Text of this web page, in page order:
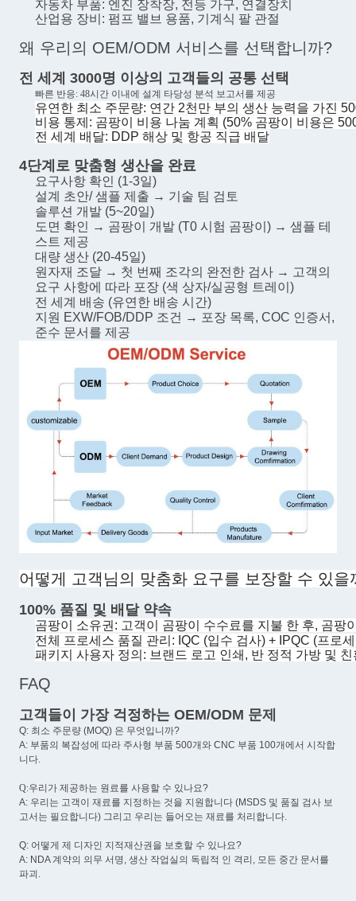
자동차 부품: 엔진 장착장, 전등 가구, 연결장치
산업용 장비: 펌프 밸브 용품, 기계식 팔 관절
왜 우리의 OEM/ODM 서비스를 선택합니까?
전 세계 3000명 이상의 고객들의 공통 선택
빠른 반응: 48시간 이내에 설계 타당성 분석 보고서를 제공
유연한 최소 주문량: 연간 2천만 부의 생산 능력을 가진
비용 통제: 곰팡이 비용 나눔 계획 (50% 곰팡이 비용은
전 세계 배달: DDP 해상 및 항공 직급 배달
4단계로 맞춤형 생산을 완료
요구사항 확인 (1-3일)
설계 초안/ 샘플 제출 → 기술 팀 검토
솔루션 개발 (5~20일)
도면 확인 → 곰팡이 개발 (T0 시험 곰팡이) → 샘플 테
스트 제공
대량 생산 (20-45일)
원자재 조달 → 첫 번째 조각의 완전한 검사 → 고객의
요구 사항에 따라 포장 (색 상자/실공형 트레이)
전 세계 배송 (유연한 배송 시간)
지원 EXW/FOB/DDP 조건 → 포장 목록, COC 인증서,
준수 문서를 제공
어떻게 고객님의 맞춤화 요구를 보장할 수 있을
100% 품질 및 배달 약속
곰팡이 소유권: 고객이 곰팡이 수수료를 지불 한 후, 곰
전체 프로세스 품질 관리: IQC (입수 검사) + IPQC (프로
패키지 사용자 정의: 브랜드 로고 인쇄, 반 정적 가방 및
FAQ
고객들이 가장 걱정하는 OEM/ODM 문제
Q: 최소 주문량 (MOQ) 은 무엇입니까?
A: 부품의 복잡성에 따라 주사형 부품 500개와 CNC 부품 100개에서 시작합
니다.
Q:우리가 제공하는 원료를 사용할 수 있나요?
A: 우리는 고객이 재료를 지정하는 것을 지원합니다 (MSDS 및 품질 검사 보
고서는 필요합니다) 그리고 우리는 들어오는 재료를 처리합니다.
Q: 어떻게 제 디자인 지적재산권을 보호할 수 있나요?
A: NDA 계약의 의무 서명, 생산 작업실의 독립적 인 격리, 모든 중간 문서를
파괴.